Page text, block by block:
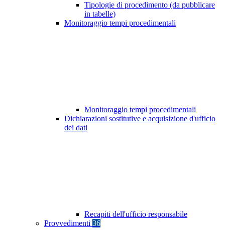
Tipologie di procedimento (da pubblicare
in tabelle)
Monitoraggio tempi procedimentali
Monitoraggio tempi procedimentali
Dichiarazioni sostitutive e acquisizione d'ufficio
dei dati
Recapiti dell'ufficio responsabile
Provvedimenti 36